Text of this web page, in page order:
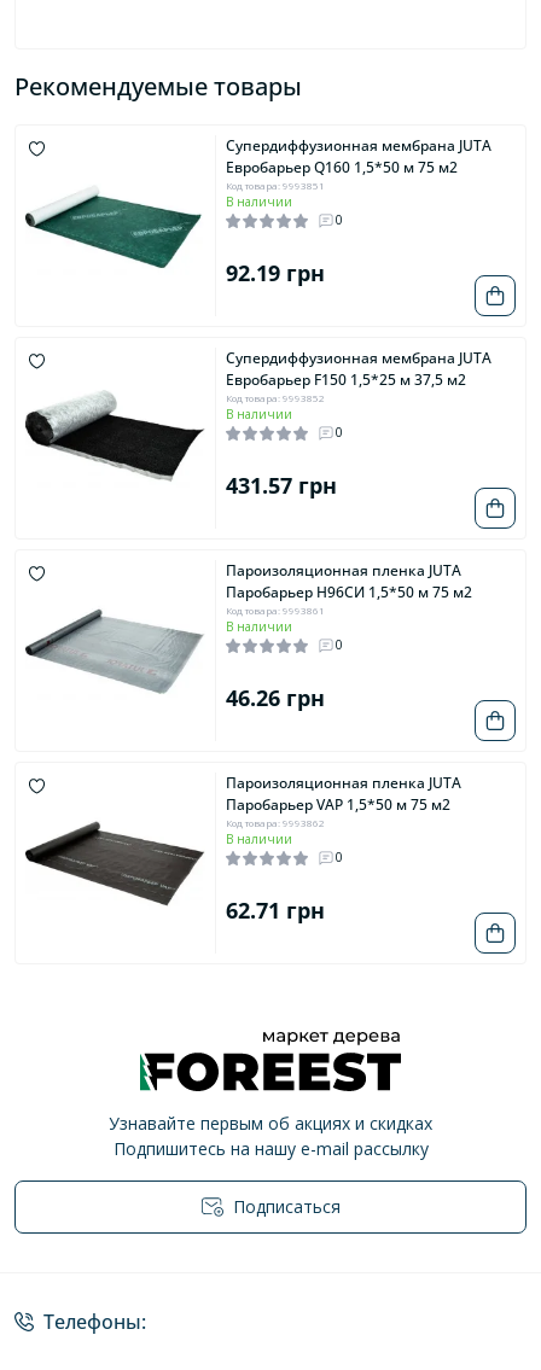
Рекомендуемые товары
Супердиффузионная мембрана JUTA
Евробарьер Q160 1,5*50 м 75 м2
Код товара: 9993851
В наличии
0
92.19 грн
Супердиффузионная мембрана JUTA
Евробарьер F150 1,5*25 м 37,5 м2
Код товара: 9993852
В наличии
0
431.57 грн
Пароизоляционная пленка JUTA
Паробарьер H96СИ 1,5*50 м 75 м2
Код товара: 9993861
В наличии
0
46.26 грн
Пароизоляционная пленка JUTA
Паробарьер VAP 1,5*50 м 75 м2
Код товара: 9993862
В наличии
0
62.71 грн
Узнавайте первым об акциях и скидках
Подпишитесь на нашу e-mail рассылку
Подписаться
Политика конфиденциальности
Телефоны: